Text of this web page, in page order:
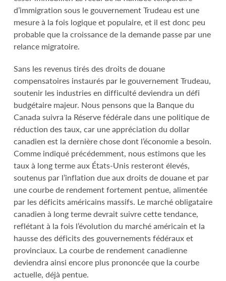
d’immigration sous le gouvernement Trudeau est une
mesure à la fois logique et populaire, et il est donc peu
probable que la croissance de la demande passe par une
relance migratoire.
Sans les revenus tirés des droits de douane
compensatoires instaurés par le gouvernement Trudeau,
soutenir les industries en difficulté deviendra un défi
budgétaire majeur. Nous pensons que la Banque du
Canada suivra la Réserve fédérale dans une politique de
réduction des taux, car une appréciation du dollar
canadien est la dernière chose dont l’économie a besoin.
Comme indiqué précédemment, nous estimons que les
taux à long terme aux États-Unis resteront élevés,
soutenus par l’inflation due aux droits de douane et par
une courbe de rendement fortement pentue, alimentée
par les déficits américains massifs. Le marché obligataire
canadien à long terme devrait suivre cette tendance,
reflétant à la fois l’évolution du marché américain et la
hausse des déficits des gouvernements fédéraux et
provinciaux. La courbe de rendement canadienne
deviendra ainsi encore plus prononcée que la courbe
actuelle, déjà pentue.